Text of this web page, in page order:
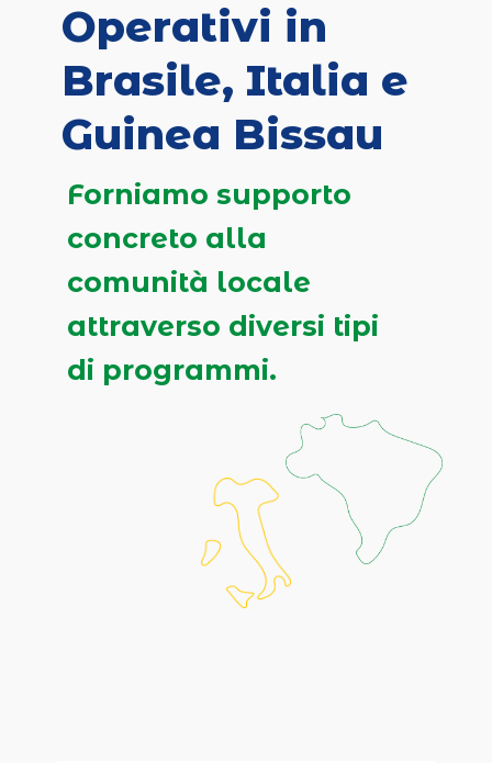
Operativi in
Brasile, Italia e
Guinea Bissau
Forniamo supporto
concreto alla
comunità locale
attraverso diversi tipi
di programmi.